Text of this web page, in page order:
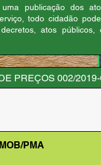
publicação dos
todo cidadão
atos públicos,
PREÇOS 002/2019-
PMA